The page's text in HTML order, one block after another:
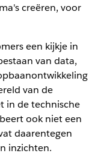
creëren, voor
een kijkje in
van data,
van de
in de technische
ook niet een
daarentegen
inzichten.